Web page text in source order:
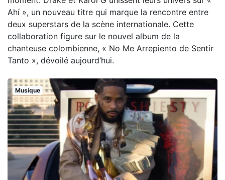
Ahí », un nouveau titre qui marque la rencontre entre
deux superstars de la scène internationale. Cette
collaboration figure sur le nouvel album de la
chanteuse colombienne, « No Me Arrepiento de Sentir
Tanto », dévoilé aujourd’hui.
Musique